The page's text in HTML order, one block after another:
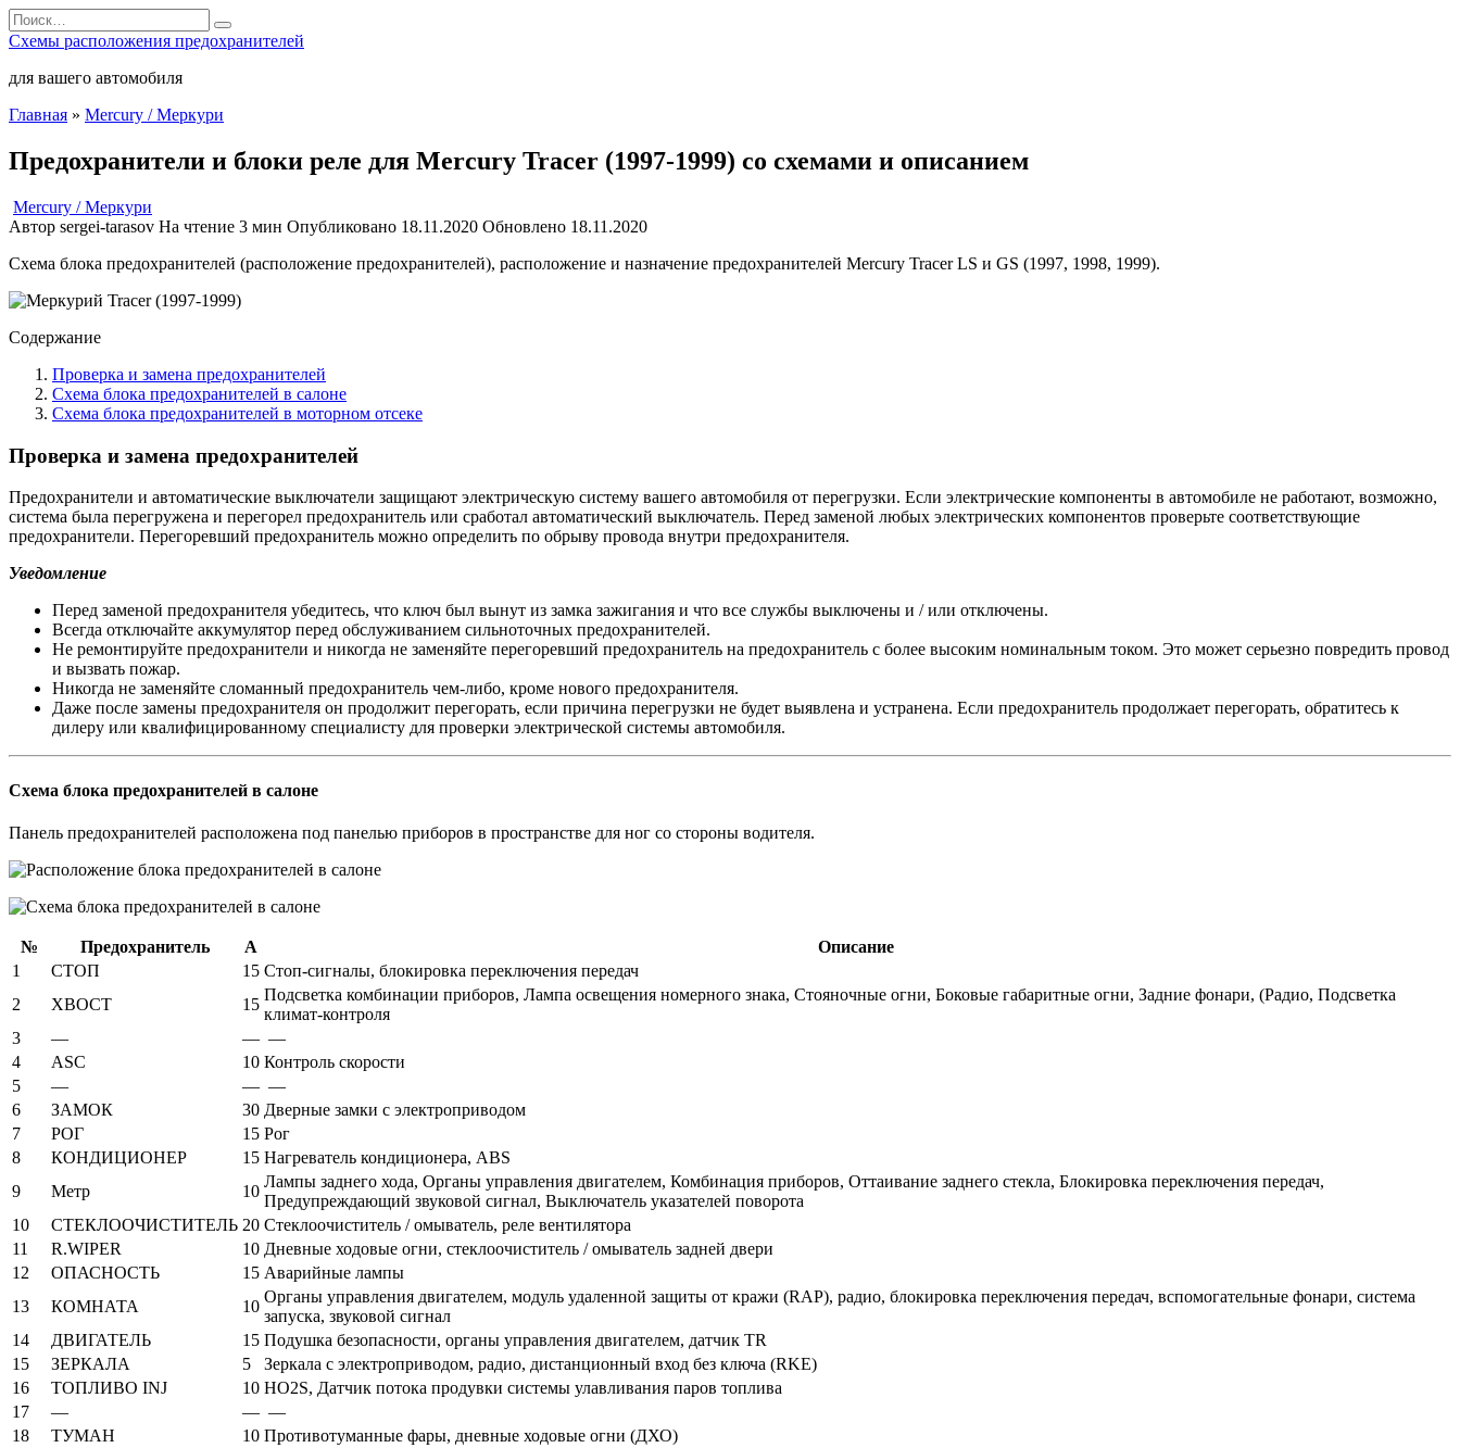
Перейти
к
содержанию
Search
for:
Схемы расположения предохранителей
для вашего автомобиля
Главная » Mercury / Меркури
Предохранители и блоки реле для Mercury Tracer (1997-1999) со схемами и описанием
Mercury / Меркури
Автор sergei-tarasov На чтение 3 мин Опубликовано 18.11.2020 Обновлено 18.11.2020
Схема блока предохранителей (расположение предохранителей), расположение и назначение предохранителей Mercury Tracer LS и GS (1997, 1998, 1999).
Содержание
Проверка и замена предохранителей
Схема блока предохранителей в салоне
Схема блока предохранителей в моторном отсеке
Проверка и замена предохранителей
Предохранители и автоматические выключатели защищают электрическую систему вашего автомобиля от перегрузки. Если электрические компоненты в автомобиле не работают, возможно,
система была перегружена и перегорел предохранитель или сработал автоматический выключатель. Перед заменой любых электрических компонентов проверьте соответствующие
предохранители. Перегоревший предохранитель можно определить по обрыву провода внутри предохранителя.
Уведомление
Перед заменой предохранителя убедитесь, что ключ был вынут из замка зажигания и что все службы выключены и / или отключены.
Всегда отключайте аккумулятор перед обслуживанием сильноточных предохранителей.
Не ремонтируйте предохранители и никогда не заменяйте перегоревший предохранитель на предохранитель с более высоким номинальным током. Это может серьезно повредить провод
и вызвать пожар.
Никогда не заменяйте сломанный предохранитель чем-либо, кроме нового предохранителя.
Даже после замены предохранителя он продолжит перегорать, если причина перегрузки не будет выявлена ​​и устранена. Если предохранитель продолжает перегорать, обратитесь к
дилеру или квалифицированному специалисту для проверки электрической системы автомобиля.
Схема блока предохранителей в салоне
Панель предохранителей расположена под панелью приборов в пространстве для ног со стороны водителя.
№ Предохранитель А
Описание
1
СТОП 15 Стоп-сигналы, блокировка переключения передач
2
ХВОСТ 15
Подсветка комбинации приборов, Лампа освещения номерного знака, Стояночные огни, Боковые габаритные огни, Задние фонари, (Радио, Подсветка
климат-контроля
3
— — —
4
ASC 10 Контроль скорости
5
— — —
6
ЗАМОК 30 Дверные замки с электроприводом
7
РОГ 15 Рог
8
КОНДИЦИОНЕР 15 Нагреватель кондиционера, ABS
9
Метр 10
Лампы заднего хода, Органы управления двигателем, Комбинация приборов, Оттаивание заднего стекла, Блокировка переключения передач,
Предупреждающий звуковой сигнал, Выключатель указателей поворота
10
СТЕКЛООЧИСТИТЕЛЬ 20 Стеклоочиститель / омыватель, реле вентилятора
11
R.WIPER 10 Дневные ходовые огни, стеклоочиститель / омыватель задней двери
12
ОПАСНОСТЬ 15 Аварийные лампы
13
КОМНАТА 10
Органы управления двигателем, модуль удаленной защиты от кражи (RAP), радио, блокировка переключения передач, вспомогательные фонари, система
запуска, звуковой сигнал
14
ДВИГАТЕЛЬ 15 Подушка безопасности, органы управления двигателем, датчик TR
15
ЗЕРКАЛА 5
Зеркала с электроприводом, радио, дистанционный вход без ключа (RKE)
16
ТОПЛИВО INJ 10 HO2S, Датчик потока продувки системы улавливания паров топлива
17
— — —
18
ТУМАН 10 Противотуманные фары, дневные ходовые огни (ДХО)